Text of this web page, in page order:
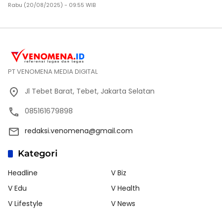
Rabu (20/08/2025) - 09:55 WIB
PT VENOMENA MEDIA DIGITAL
Jl Tebet Barat, Tebet, Jakarta Selatan
085161679898
redaksi.venomena@gmail.com
Kategori
Headline
V Biz
V Edu
V Health
V Lifestyle
V News